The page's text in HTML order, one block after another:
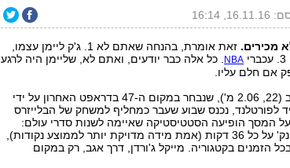
16:14
מכירים.
זאת אומרת, בהנחה שאתם לא 1. ג'ק ליימן עצמו,
NBA . כל אלה כבר יודעים, ואתם לא, שליימן היה לרגע
אם חלם עליו.
הסמול פורוורד החביב (22, 2.06 מ'), שנבחר במקום ה-47 בדראפט האחרון על ידי
לפורטלנד, נכנס שבוע שעבר כמחליף למשחק של הבלייזרס
על המסך הופיעה הסטטיסטיקה שאיימה לשנות סדרי עולם:
ליימן, עם ממוצע 39 נק' על כל 36 דקות (אמת מידה מדויקת יותר לממוצע נקודות),
הזמנים בקטגוריה. מייקל ג'ורדן, דרך אגב, רק במקום